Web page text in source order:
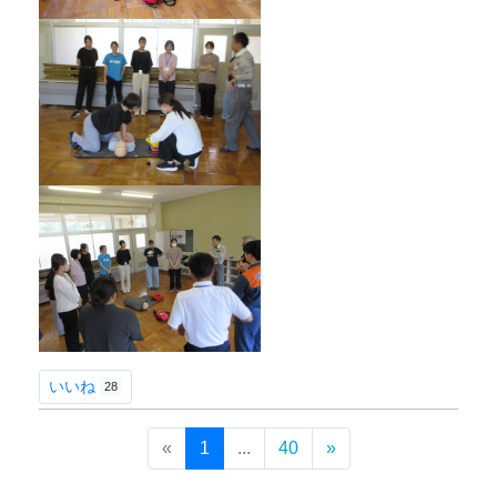
いいね 28
« 1 ... 40 »